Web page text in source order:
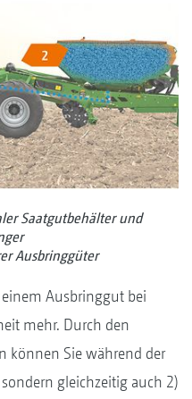
Saatgutbehälter und
Ausbringgüter
Ausbringgut bei
mehr. Durch den
können Sie während der
gleichzeitig auch 2)